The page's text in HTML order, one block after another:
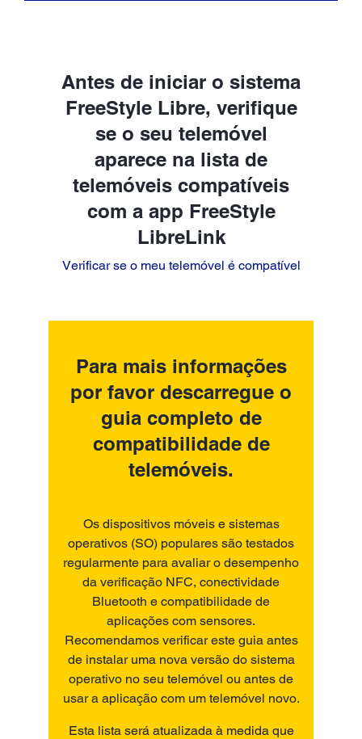
Antes de iniciar o sistema
FreeStyle Libre, verifique
se o seu telemóvel
aparece na lista de
telemóveis compatíveis
com a app FreeStyle
LibreLink
Verificar se o meu telemóvel é compatível
Para mais informações
por favor descarregue o
guia completo de
compatibilidade de
telemóveis.
Os dispositivos móveis e sistemas
operativos (SO) populares são testados
regularmente para avaliar o desempenho
da verificação NFC, conectividade
Bluetooth e compatibilidade de
aplicações com sensores.
Recomendamos verificar este guia antes
de instalar uma nova versão do sistema
operativo no seu telemóvel ou antes de
usar a aplicação com um telemóvel novo.
Esta lista será atualizada à medida que